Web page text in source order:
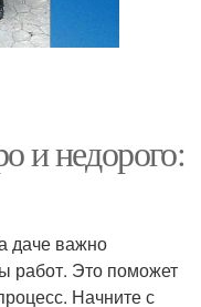
и недорого:
даче важно
работ. Это поможет
Начните с